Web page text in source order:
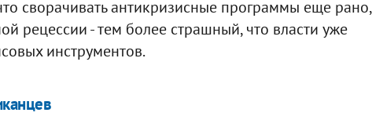
сворачивать антикризисные программы еще рано,
рецессии - тем более страшный, что власти уже
инструментов.